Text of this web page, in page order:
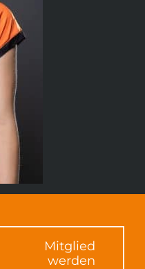
Mitglied
werden